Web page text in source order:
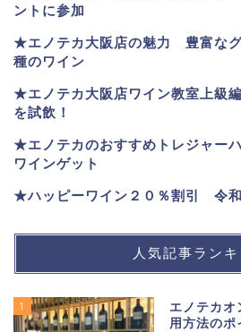
ントに参加
★エノテカ大阪店の魅力 豊富なグ
種のワイン
★エノテカ大阪店ワイン教室上級
を試飲！
★エノテカのおすすめトレジャー
ワインゲット
★ハッピーワイン２０％割引 令
人気記事ラン
1
エノテカオ
用方法のポ